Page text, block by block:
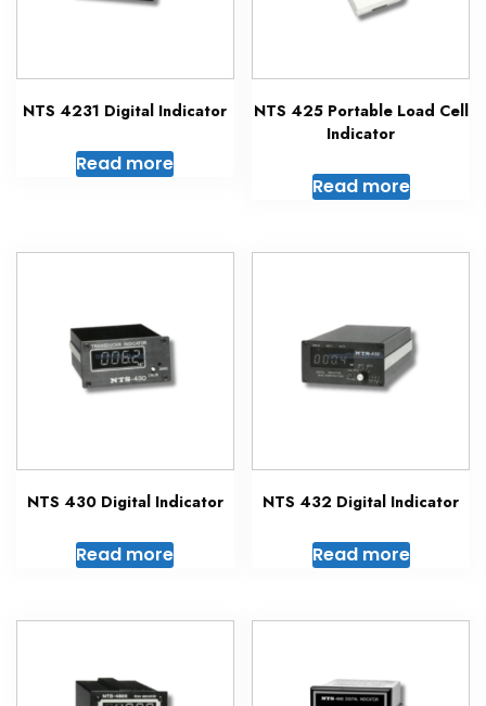
NTS 4231 Digital Indicator
Read more
NTS 425 Portable Load Cell
Indicator
Read more
NTS 430 Digital Indicator
Read more
NTS 432 Digital Indicator
Read more